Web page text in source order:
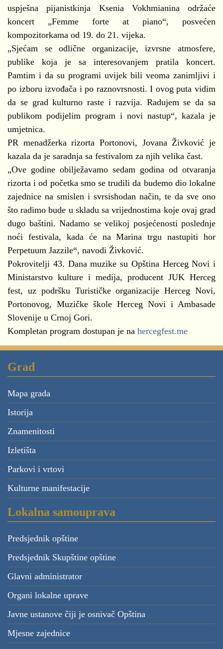
uspješna pijanistkinja Ksenia Vokhmianina održaće
koncert „Femme forte at piano“, posvećen
kompozitorkama od 19. do 21. vijeka.
„Sjećam se odlične organizacije, izvrsne atmosfere,
publike koja je sa interesovanjem pratila koncert.
Pamtim i da su programi uvijek bili veoma zanimljivi i
po izboru izvođača i po raznovrsnosti. I ovog puta vidim
da se grad kulturno raste i razvija. Radujem se da sa
publikom podijelim program i novi nastup“, kazala je
umjetnica.
PR menadžerka rizorta Portonovi, Jovana Živković je
kazala da je saradnja sa festivalom za njih velika čast.
„Ove godine obilježavamo sedam godina od otvaranja
rizorta i od početka smo se trudili da budemo dio lokalne
zajednice na smislen i svrsishodan način, te da sve ono
što radimo bude u skladu sa vrijednostima koje ovaj grad
dugo baštini. Nadamo se velikoj posjećenosti poslednje
noći festivala, kada će na Marina trgu nastupiti hor
Perpetuum Jazzile“, navodi Živković.
Pokrovitelji 43. Dana muzike su Opština Herceg Novi i
Ministarstvo kulture i medija, producent JUK Herceg
fest, uz podršku Turističke organizacije Herceg Novi,
Portonovog, Muzičke škole Herceg Novi i Ambasade
Slovenije u Crnoj Gori.
Kompletan program dostupan je na hercegfest.me
Grad
Mapa grada
Istorija
Znamenitosti
Izletišta
Parkovi i vrtovi
Kulturne manifestacije
Lokalna samouprava
Predsjednik opštine
Predsjednik Skupštine opštine
Glavni administrator
Organi lokalne uprave
Javne ustanove čiji je osnivač Opština
Mjesne zajednice